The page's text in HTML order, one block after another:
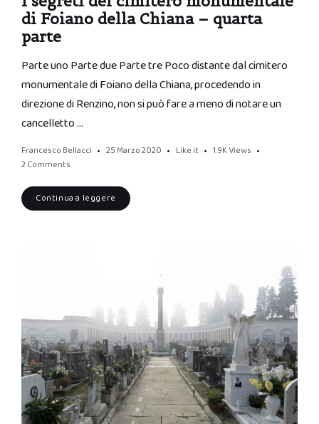
di Foiano della Chiana – quarta
parte
Parte uno Parte due Parte tre Poco distante dal cimitero
monumentale di Foiano della Chiana, procedendo in
direzione di Renzino, non si può fare a meno di notare un
cancelletto …
Francesco Bellacci 25 Marzo 2020 Like it 1.9K Views
2 Comments
Continua a leggere